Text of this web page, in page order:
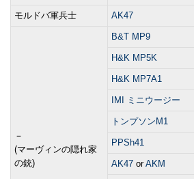
モルドバ軍兵士 AK47
－
(マーヴィンの隠れ家
の銃)
B&T MP9
H&K MP5K
H&K MP7A1
IMI ミニウージー
トンプソンM1
PPSh41
AK47 orAKM